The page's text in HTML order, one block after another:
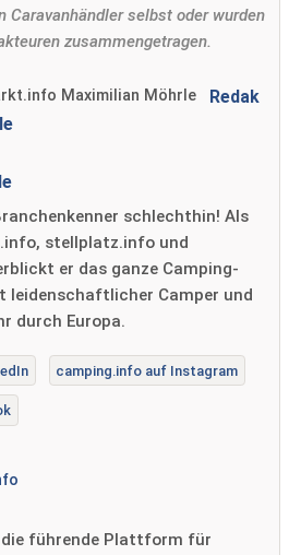
Caravanhändler selbst oder wurden
zusammengetragen.
Redak
schlechthin! Als
stellplatz.info und
er das ganze Camping-
leidenschaftlicher Camper und
durch Europa.
camping.info auf Instagram
führende Plattform für